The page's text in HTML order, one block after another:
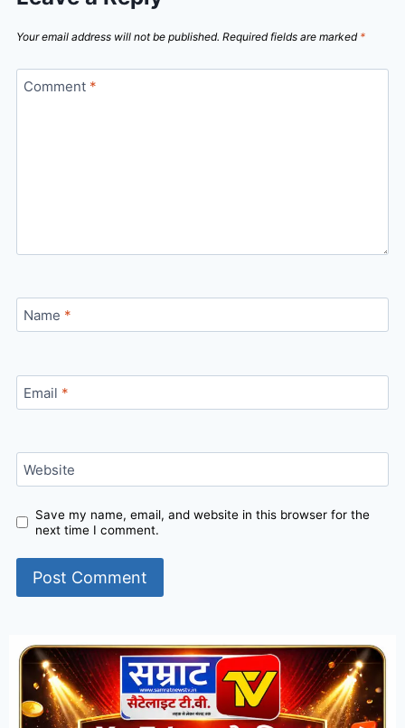
Your email address will not be published. Required fields are marked *
Comment *
Name *
Email *
Website
Save my name, email, and website in this browser for the
next time I comment.